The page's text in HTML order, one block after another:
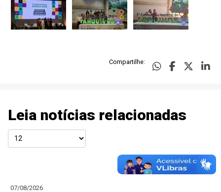
Compartilhe:
Leia notícias relacionadas
07/08/2026